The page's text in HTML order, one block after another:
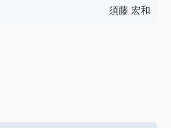
須藤 宏和